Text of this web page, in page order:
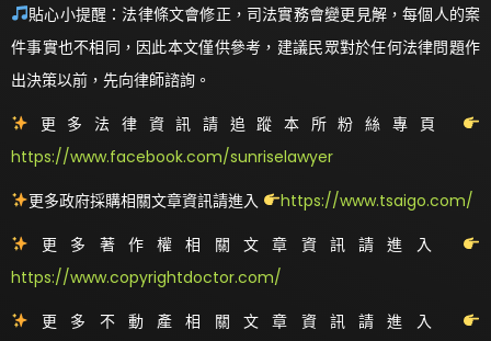
貼心小提醒：法律條文會修正，司法實務會變更見解，每個人的案
件事實也不相同，因此本文僅供參考，建議民眾對於任何法律問題作
出決策以前，先向律師諮詢。
更多法律資訊請追蹤本所粉絲專頁
https://www.facebook.com/sunriselawyer
更多政府採購相關文章資訊請進入
https://www.tsaigo.com/
更多著作權相關文章資訊請進入
https://www.copyrightdoctor.com/
更多不動產相關文章資訊請進入